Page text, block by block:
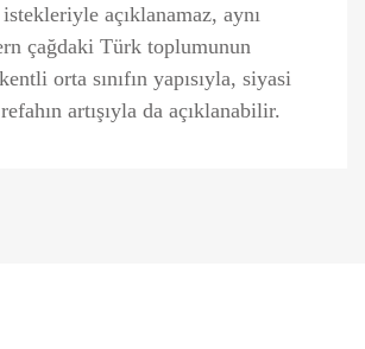
açıklanamaz, aynı
çağdaki Türk toplumunun
orta sınıfın yapısıyla, siyasi
artışıyla da açıklanabilir.